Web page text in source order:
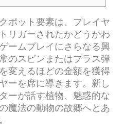
ポット要素は、プレイヤ
リガーされたかどうかわ
ームプレイにさらなる興
のスピンまたはプラス弾
変えるほどの金額を獲得
ーを席に導きます。新し
ーが話す植物、魅惑的な
魔法の動物の故郷へとあ